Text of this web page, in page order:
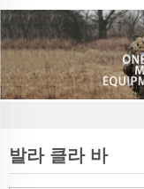
발라 클라 바